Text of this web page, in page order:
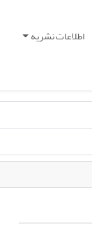
اطلاعات نشریه